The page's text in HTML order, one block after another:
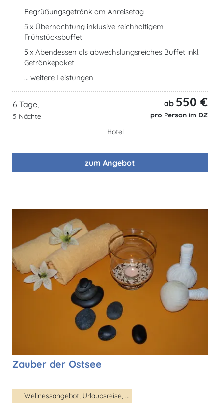
Begrüßungsgetränk am Anreisetag
5 x Übernachtung inklusive reichhaltigem
Frühstücksbuffet
5 x Abendessen als abwechslungsreiches Buffet inkl.
Getränkepaket
... weitere Leistungen
6 Tage,
5 Nächte
ab 550 €
pro Person im DZ
Hotel
zum Angebot
Zauber der Ostsee
Wellnessangebot, Urlaubsreise, ...